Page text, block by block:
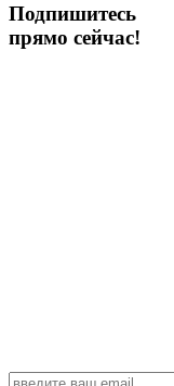
Подпишитесь
прямо сейчас!